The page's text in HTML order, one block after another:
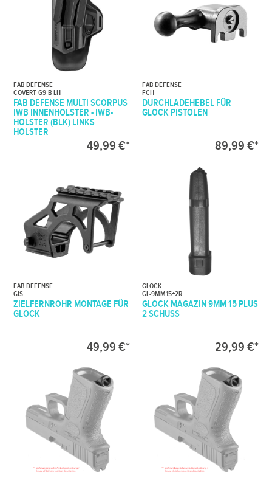
FAB DEFENSE
COVERT G9 B LH
FAB DEFENSE MULTI SCORPUS
IWB INNENHOLSTER - IWB-
HOLSTER (BLK) LINKS
HOLSTER
49,99 €*
FAB DEFENSE
FCH
DURCHLADEHEBEL FÜR
GLOCK PISTOLEN
89,99 €*
FAB DEFENSE
GIS
ZIELFERNROHR MONTAGE FÜR
GLOCK
49,99 €*
GLOCK
GL-9MM15+2R
GLOCK MAGAZIN 9MM 15 PLUS
2 SCHUSS
29,99 €*